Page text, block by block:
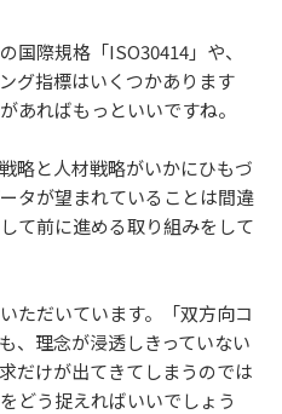
国際規格「ISO30414」や、
グ指標はいくつかあります
あればもっといいですね。
略と人材戦略がいかにひもづ
タが望まれていることは間違
て前に進める取り組みをして
ただいています。「双方向コ
、理念が浸透しきっていない
だけが出てきてしまうのでは
どう捉えればいいでしょう